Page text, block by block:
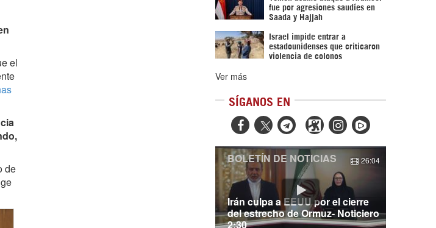
el
de
fue por agresiones saudíes en
Saada y Hajjah
Israel impide entrar a
estadounidenses que criticaron
violencia de colonos
Ver más
SÍGANOS EN
  
Irán culpa a EEUU por el cierre
del estrecho de Ormuz- Noticiero
2:30
BOLETÍN DE NOTICIAS 26:04